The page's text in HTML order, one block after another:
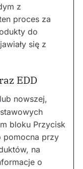
z
proces za
do
się z
EDD
lub nowszej,
bloku Przycisk
pomocna przy
na
o